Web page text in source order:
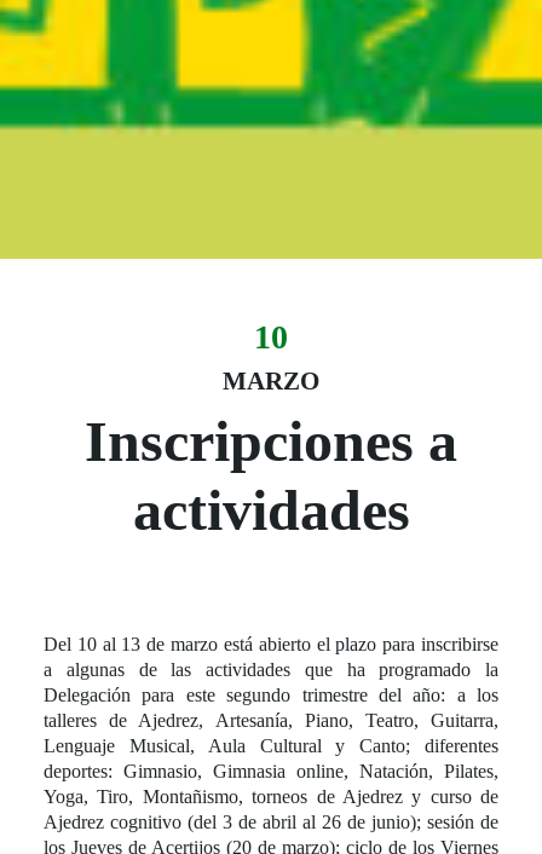
Fecha del evento
10
MARZO
10 marzo
Inscripciones a
actividades
Del 10 al 13 de marzo está abierto el plazo para inscribirse
a algunas de las actividades que ha programado la
Delegación para este segundo trimestre del año: a los
talleres de Ajedrez, Artesanía, Piano, Teatro, Guitarra,
Lenguaje Musical, Aula Cultural y Canto; diferentes
deportes: Gimnasio, Gimnasia online, Natación, Pilates,
Yoga, Tiro, Montañismo, torneos de Ajedrez y curso de
Ajedrez cognitivo (del 3 de abril al 26 de junio); sesión de
los Jueves de Acertijos (20 de marzo); ciclo de los Viernes